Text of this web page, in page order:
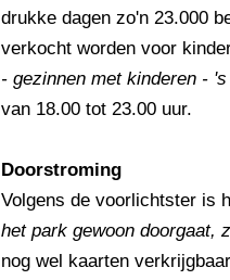
drukke dagen zo'n 23.000
verkocht worden voor
- gezinnen met kinderen -
van 18.00 tot 23.00 uur.
Doorstroming
Volgens de voorlichtster is
het park gewoon doorgaat,
nog wel kaarten